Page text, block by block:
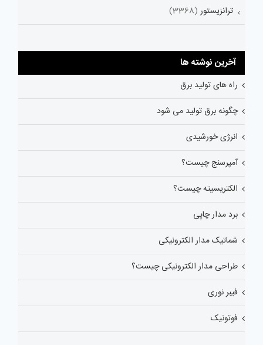
ترانزیستور (3368)
آخرین نوشته ها
راه های تولید برق
چگونه برق تولید می شود
انرژی خورشیدی
آمپرسنج چیست؟
الکتریسیته چیست؟
برد مدار چاپی
شماتیک مدار الکترونیکی
طراحی مدار الکترونیکی چیست؟
فیبر نوری
فوتونیک